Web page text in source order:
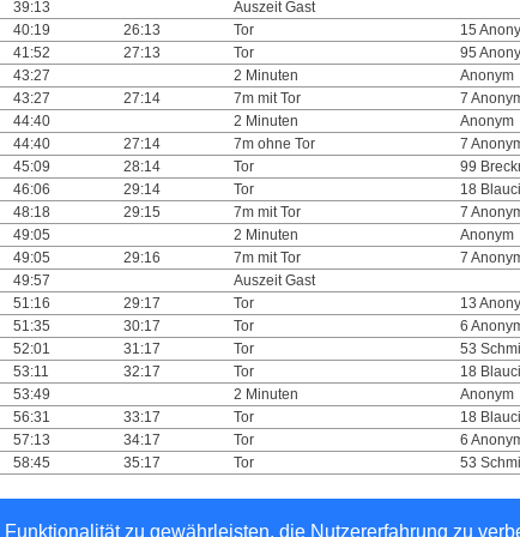
zu gewährleisten, die Nutzererfahrung zu
39:13
Auszeit Gast
40:19 26:13 Tor
15
41:52 27:13 Tor
95
43:27 2 Minuten
Anonym
43:27 27:14 7m mit Tor
7
44:40 2 Minuten
Anonym
44:40 27:14 7m ohne Tor
7
45:09 28:14 Tor
99
46:06 29:14 Tor
18
48:18 29:15 7m mit Tor
7
49:05 2 Minuten
Anonym
49:05 29:16 7m mit Tor
7
49:57
Auszeit Gast
51:16 29:17 Tor
13
51:35 30:17 Tor
6
52:01 31:17 Tor
53
53:11 32:17 Tor
18
53:49 2 Minuten
Anonym
56:31 33:17 Tor
18
57:13 34:17 Tor
6
58:45 35:17 Tor 53